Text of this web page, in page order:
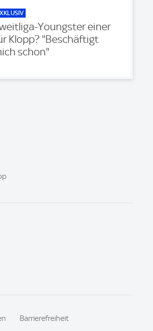
Youngster einer
Klopp? "Beschäftigt
schon"
Barrierefreiheit